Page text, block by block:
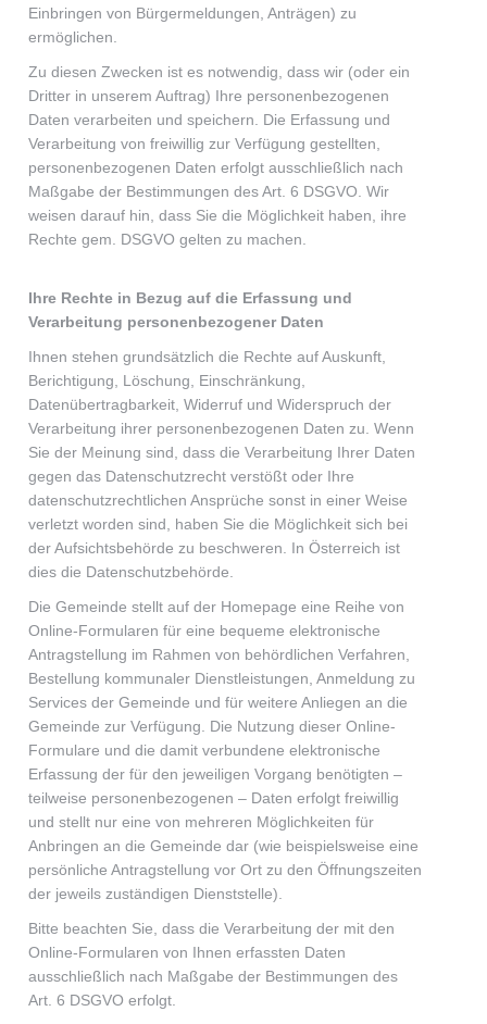
Einbringen von Bürgermeldungen, Anträgen) zu
ermöglichen.
Zu diesen Zwecken ist es notwendig, dass wir (oder ein
Dritter in unserem Auftrag) Ihre personenbezogenen
Daten verarbeiten und speichern. Die Erfassung und
Verarbeitung von freiwillig zur Verfügung gestellten,
personenbezogenen Daten erfolgt ausschließlich nach
Maßgabe der Bestimmungen des Art. 6 DSGVO. Wir
weisen darauf hin, dass Sie die Möglichkeit haben, ihre
Rechte gem. DSGVO gelten zu machen.
Ihre Rechte in Bezug auf die Erfassung und
Verarbeitung personenbezogener Daten
Ihnen stehen grundsätzlich die Rechte auf Auskunft,
Berichtigung, Löschung, Einschränkung,
Datenübertragbarkeit, Widerruf und Widerspruch der
Verarbeitung ihrer personenbezogenen Daten zu. Wenn
Sie der Meinung sind, dass die Verarbeitung Ihrer Daten
gegen das Datenschutzrecht verstößt oder Ihre
datenschutzrechtlichen Ansprüche sonst in einer Weise
verletzt worden sind, haben Sie die Möglichkeit sich bei
der Aufsichtsbehörde zu beschweren. In Österreich ist
dies die Datenschutzbehörde.
Die Gemeinde stellt auf der Homepage eine Reihe von
Online-Formularen für eine bequeme elektronische
Antragstellung im Rahmen von behördlichen Verfahren,
Bestellung kommunaler Dienstleistungen, Anmeldung zu
Services der Gemeinde und für weitere Anliegen an die
Gemeinde zur Verfügung. Die Nutzung dieser Online-
Formulare und die damit verbundene elektronische
Erfassung der für den jeweiligen Vorgang benötigten –
teilweise personenbezogenen – Daten erfolgt freiwillig
und stellt nur eine von mehreren Möglichkeiten für
Anbringen an die Gemeinde dar (wie beispielsweise eine
persönliche Antragstellung vor Ort zu den Öffnungszeiten
der jeweils zuständigen Dienststelle).
Bitte beachten Sie, dass die Verarbeitung der mit den
Online-Formularen von Ihnen erfassten Daten
ausschließlich nach Maßgabe der Bestimmungen des
Art. 6 DSGVO erfolgt.